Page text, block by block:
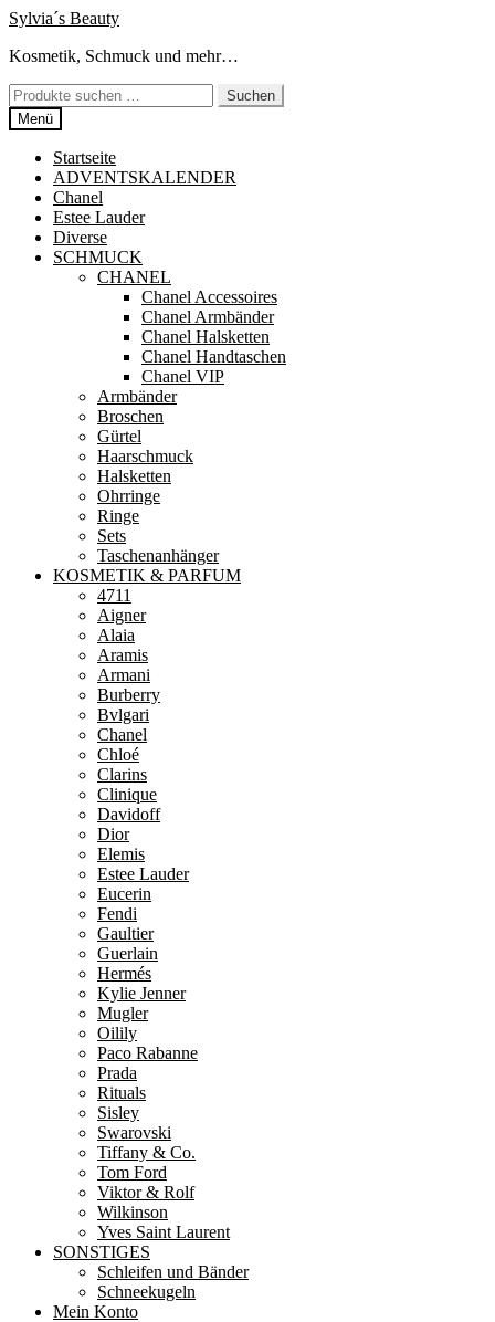
Zur
springen
Zum
springen
Sylvia´s Beauty
Kosmetik, Schmuck und mehr…
Suchen
nach:
Suchen
Menü
Startseite
ADVENTSKALENDER
Chanel
Estee Lauder
Diverse
SCHMUCK
CHANEL
Chanel Accessoires
Chanel Armbänder
Chanel Halsketten
Chanel Handtaschen
Chanel VIP
Armbänder
Broschen
Gürtel
Haarschmuck
Halsketten
Ohrringe
Ringe
Sets
Taschenanhänger
KOSMETIK & PARFUM
4711
Aigner
Alaia
Aramis
Armani
Burberry
Bvlgari
Chanel
Chloé
Clarins
Clinique
Davidoff
Dior
Elemis
Estee Lauder
Eucerin
Fendi
Gaultier
Guerlain
Hermés
Kylie Jenner
Mugler
Oilily
Paco Rabanne
Prada
Rituals
Sisley
Swarovski
Tiffany & Co.
Tom Ford
Viktor & Rolf
Wilkinson
Yves Saint Laurent
SONSTIGES
Schleifen und Bänder
Schneekugeln
Mein Konto